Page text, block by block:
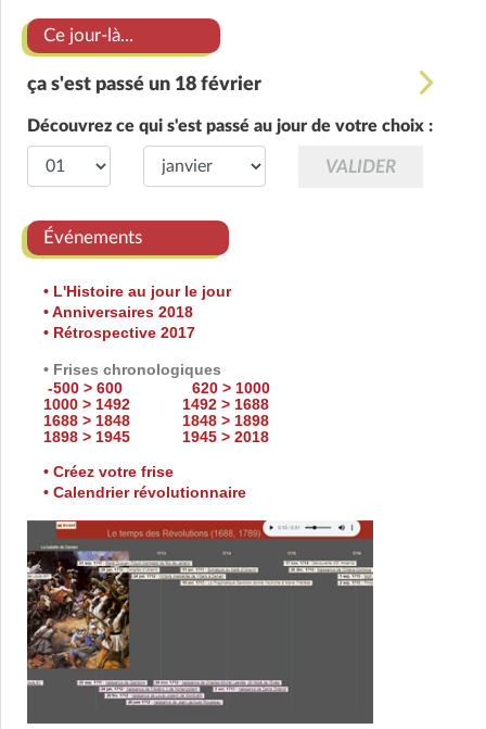
Ce jour-là...
ça s'est passé un 18 février
Découvrez ce qui s'est passé au jour de votre choix :
Événements
• L'Histoire au jour le jour
• Anniversaires 2018
• Rétrospective 2017
• Frises chronologiques
-500 > 600
620 > 1000
1000 > 1492
1492 > 1688
1688 > 1848
1848 > 1898
1898 > 1945
1945 > 2018
• Créez votre frise
• Calendrier révolutionnaire